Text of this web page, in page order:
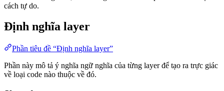
cách tự do.
Định nghĩa layer
Phần tiêu đề “Định nghĩa layer”
Phần này mô tả ý nghĩa ngữ nghĩa của từng layer để tạo ra trực giác
về loại code nào thuộc về đó.